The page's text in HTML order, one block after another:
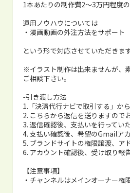
1本あたりの制作費2～3万円程度
運用ノウハウについては
・漫画動画の外注方法をサポート
という形で対応させていただきます
※イラスト制作は出来ませんが、
ご相談下さい。
-引き渡し方法
1.「決済代行ナビで取引する」か
2. こちらから返信を送りますので
3. 返信確認後、支払いを行ってい
4. 支払い確認後、希望のGmailア
5. ブランドサイトの権限譲渡、ア
6. アカウント確認後、受け取り報
【注意事項】
・チャンネルはメインオーナー権